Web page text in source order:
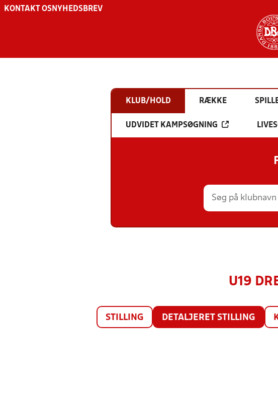
KONTAKT OS NYHEDSBREV
KLUB/HOLD RÆKKE
UDVIDET KAMPSØGNING
U19
STILLING DETALJERET STILLING